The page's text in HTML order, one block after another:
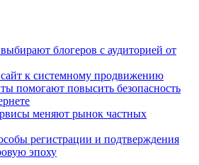
блогеров с аудиторией от
к системному продвижению
помогают повысить безопасность
меняют рынок частных
регистрации и подтверждения
эпоху